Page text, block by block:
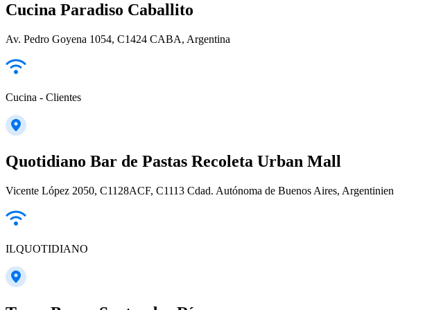
Cucina Paradiso Caballito
Av. Pedro Goyena 1054, C1424 CABA, Argentina
Cucina - Clientes
Quotidiano Bar de Pastas Recoleta Urban Mall
Vicente López 2050, C1128ACF, C1113 Cdad. Autónoma de Buenos Aires, Argentinien
ILQUOTIDIANO